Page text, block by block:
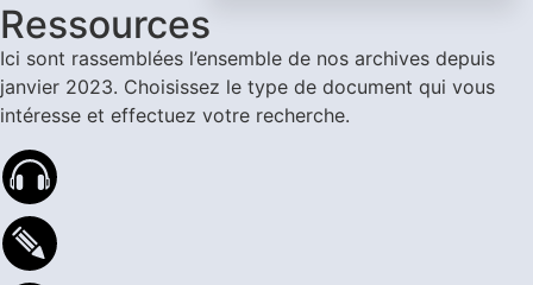
Ressources
Ici sont rassemblées l’ensemble de nos archives depuis
janvier 2023. Choisissez le type de document qui vous
intéresse et effectuez votre recherche.